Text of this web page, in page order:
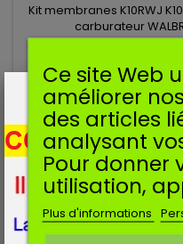
Kit membranes K10RWJ
carburateur
Ajouter au
Ce site Web
améliorer
des articles
analysant
Pour donner
utilisation,
Plus d'informations